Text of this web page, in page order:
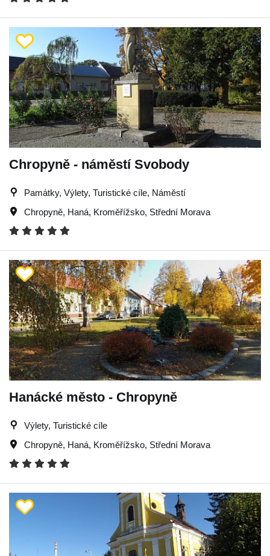
Chropyně - náměstí Svobody
Památky, Výlety, Turistické cíle, Náměstí
Chropyně, Haná, Kroměřížsko, Střední Morava
Hanácké město - Chropyně
Výlety, Turistické cíle
Chropyně, Haná, Kroměřížsko, Střední Morava